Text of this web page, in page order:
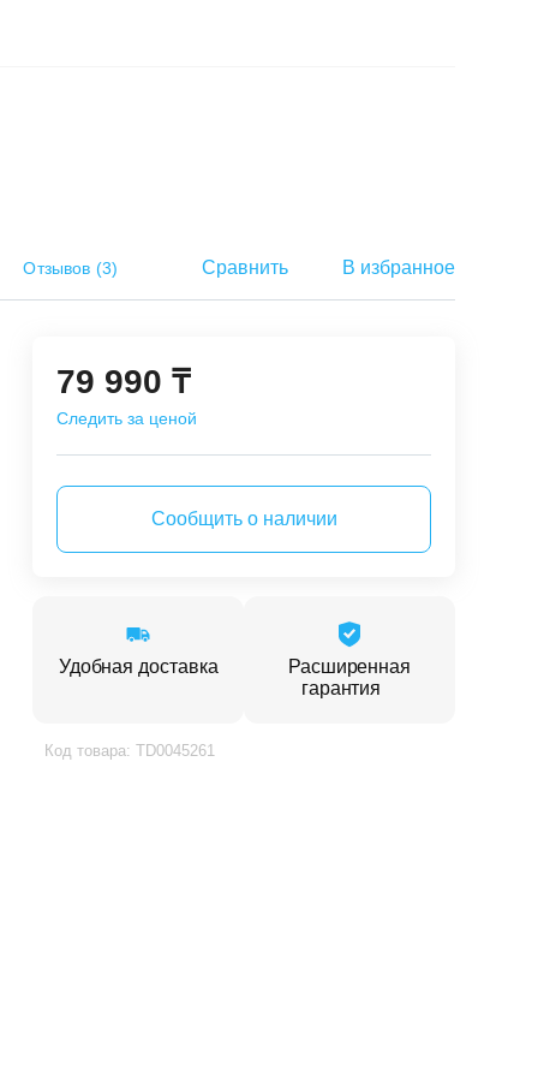
Отзывов (3) Сравнить В избранное
79 990 ₸
Следить за ценой
Сообщить о наличии
Удобная доставка
Расширенная
гарантия
Код товара: TD0045261